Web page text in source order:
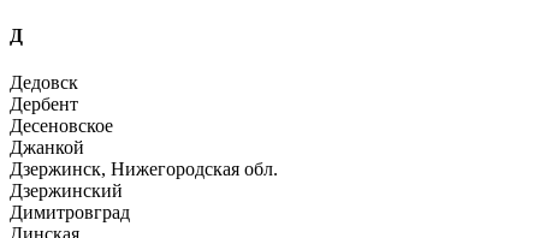
Д
Дедовск
Дербент
Десеновское
Джанкой
Дзержинск, Нижегородская обл.
Дзержинский
Димитровград